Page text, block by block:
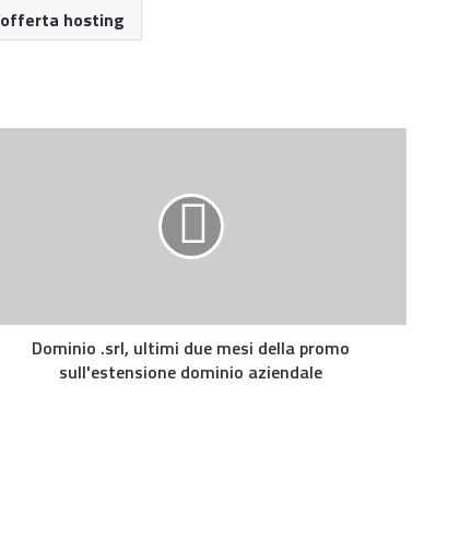
offerta hosting
Dominio .srl, ultimi due mesi della promo
sull'estensione dominio aziendale